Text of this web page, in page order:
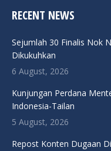
RECENT NEWS
Sejumlah 30 Finalis Nok
Dikukuhkan
6 August, 2026
Kunjungan Perdana
Indonesia-Tailan
5 August, 2026
Repost Konten Dugaan